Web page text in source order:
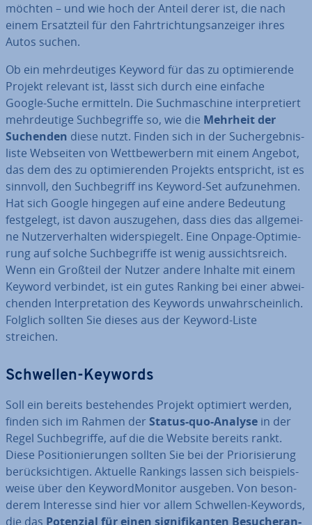
möchten – und wie hoch der Anteil derer ist, die nach
einem Er­satz­teil für den Fahrt­rich­tungs­an­zei­ger ihres
Autos suchen.
Ob ein mehr­deu­ti­ges Keyword für das zu op­ti­mie­ren­de
Projekt relevant ist, lässt sich durch eine einfache
Google-Suche ermitteln. Die Such­ma­schi­ne in­ter­pre­tiert
mehr­deu­ti­ge Such­be­grif­fe so, wie die Mehrheit der
Suchenden diese nutzt. Finden sich in der Such­ergeb­nis­
lis­te Webseiten von Wett­be­wer­bern mit einem Angebot,
das dem des zu op­ti­mie­ren­den Projekts ent­spricht, ist es
sinnvoll, den Such­be­griff ins Keyword-Set auf­zu­neh­men.
Hat sich Google hingegen auf eine andere Bedeutung
fest­ge­legt, ist davon aus­zu­ge­hen, dass dies das all­ge­mei­
ne Nut­zer­ver­hal­ten wi­der­spie­gelt. Eine Onpage-Op­ti­mie­
rung auf solche Such­be­grif­fe ist wenig aus­sichts­reich.
Wenn ein Großteil der Nutzer andere Inhalte mit einem
Keyword verbindet, ist ein gutes Ranking bei einer ab­wei­
chen­den In­ter­pre­ta­ti­on des Keywords un­wahr­schein­lich.
Folglich sollten Sie dieses aus der Keyword-Liste
streichen.
Schwellen-Keywords
Soll ein bereits be­stehen­des Projekt optimiert werden,
finden sich im Rahmen der Status-quo-Analyse in der
Regel Such­be­grif­fe, auf die die Website bereits rankt.
Diese Po­si­tio­nie­run­gen sollten Sie bei der Prio­ri­sie­rung
be­rück­sich­ti­gen. Aktuelle Rankings lassen sich bei­spiels­
wei­se über den Key­word­Mo­ni­tor ausgeben. Von be­son­
de­rem Interesse sind hier vor allem Schwellen-Keywords,
die das Potenzial für einen si­gni­fi­kan­ten Be­su­cher­an­